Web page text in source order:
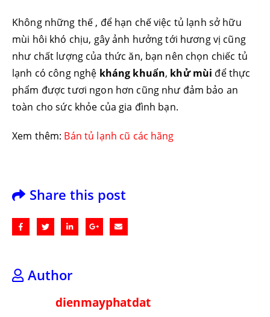
Không những thế , để hạn chế việc tủ lạnh sở hữu
mùi hôi khó chịu, gây ảnh hưởng tới hương vị cũng
như chất lượng của thức ăn, bạn nên chọn chiếc tủ
lạnh có công nghệ kháng khuẩn, khử mùi để thực
phẩm được tươi ngon hơn cũng như đảm bảo an
toàn cho sức khỏe của gia đình bạn.
Xem thêm: Bán tủ lạnh cũ các hãng
Share this post
Author
dienmayphatdat